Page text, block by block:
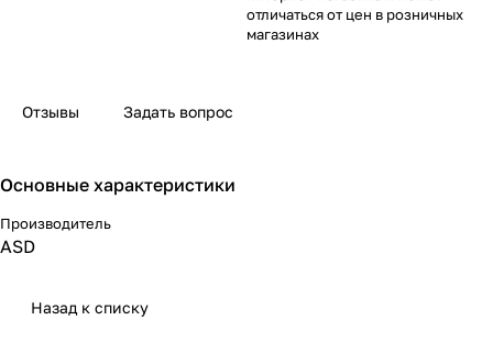
отличаться от цен в розничных
магазинах
Отзывы Задать вопрос
Основные характеристики
Производитель
ASD
Назад к списку